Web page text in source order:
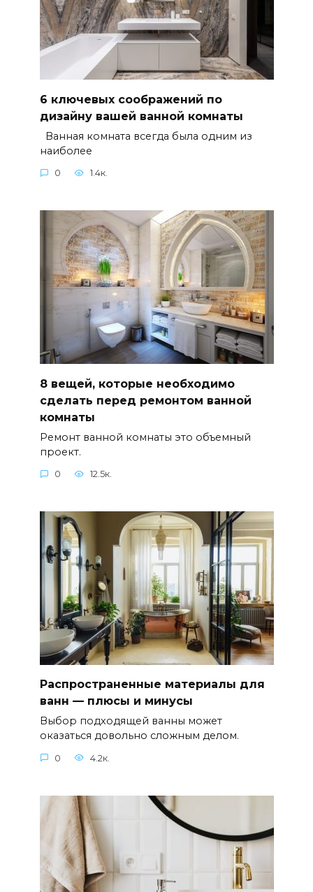
6 ключевых соображений по
дизайну вашей ванной комнаты
Ванная комната всегда была одним из
наиболее
0 1.4к.
8 вещей, которые необходимо
сделать перед ремонтом ванной
комнаты
Ремонт ванной комнаты это объемный
проект.
0 12.5к.
Распространенные материалы для
ванн — плюсы и минусы
Выбор подходящей ванны может
оказаться довольно сложным делом.
0 4.2к.